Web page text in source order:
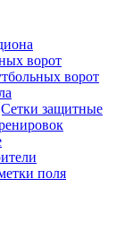
ворот
ворот
защитные
поля